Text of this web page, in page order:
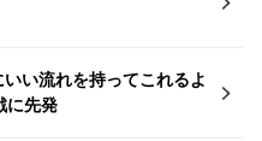
い流れを持ってこれるよ
に先発